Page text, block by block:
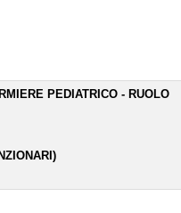
PEDIATRICO - RUOLO